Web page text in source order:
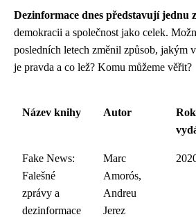
Dezinformace dnes představují jednu
demokracii a společnost jako celek.
posledních letech změnil způsob, jakým
je pravda a co lež? Komu můžeme věřit?
Název knihy Autor
Rok
Fake News:
Falešné
zprávy a
dezinformace
Marc
Amorós,
Andreu
Jerez